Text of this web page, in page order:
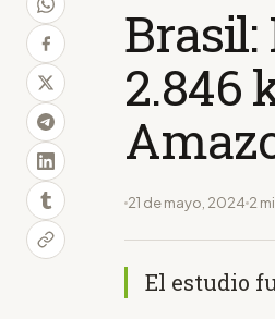
2.846
21 de mayo, 2024 2
El estudio